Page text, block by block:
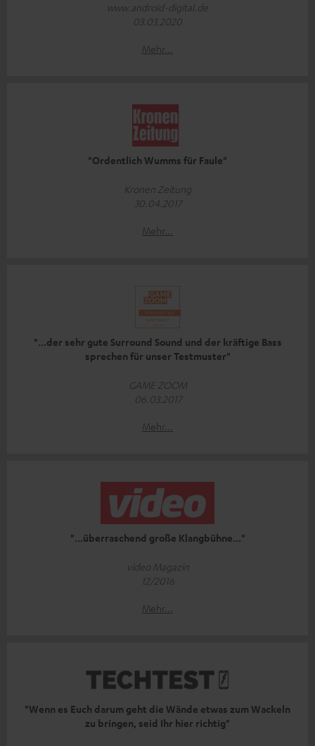
www.android-digital.de
03.03.2020
Mehr...
"Ordentlich Wumms für Faule"
Kronen Zeitung
30.04.2017
Mehr...
"...der sehr gute Surround Sound und der kräftige Bass
sprechen für unser Testmuster"
GAME ZOOM
06.03.2017
Mehr...
"...überraschend große Klangbühne..."
video Magazin
12/2016
Mehr...
"Wenn es Euch darum geht die Wände etwas zum Wackeln
zu bringen, seid Ihr hier richtig"